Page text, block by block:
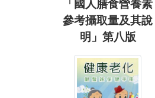
「國人膳食營養素
參考攝取量及其說
明」第八版